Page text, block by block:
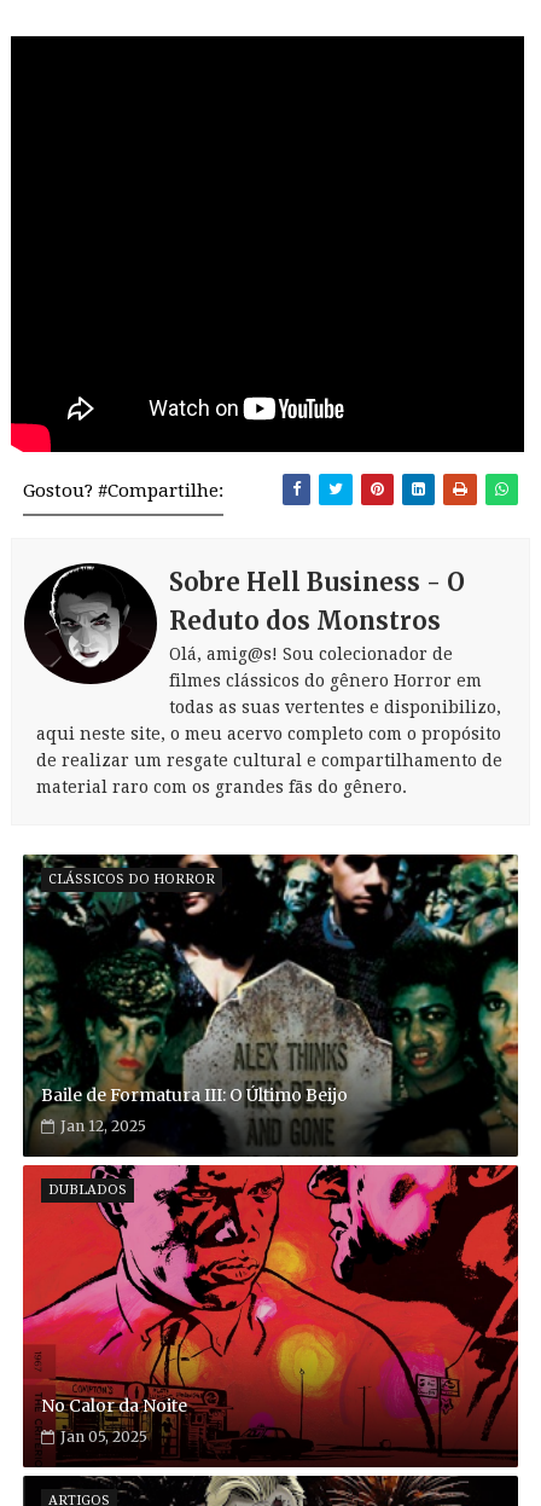
Gostou? #Compartilhe:
Sobre Hell Business - O
Reduto dos Monstros
Olá, amig@s! Sou colecionador de
filmes clássicos do gênero Horror em
todas as suas vertentes e disponibilizo,
aqui neste site, o meu acervo completo com o propósito
de realizar um resgate cultural e compartilhamento de
material raro com os grandes fãs do gênero.
CLÁSSICOS DO HORROR
Baile de Formatura III: O Último Beijo
Jan 12, 2025
DUBLADOS
No Calor da Noite
Jan 05, 2025
ARTIGOS